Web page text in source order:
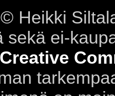
Heikki
sekä ei-
Creative